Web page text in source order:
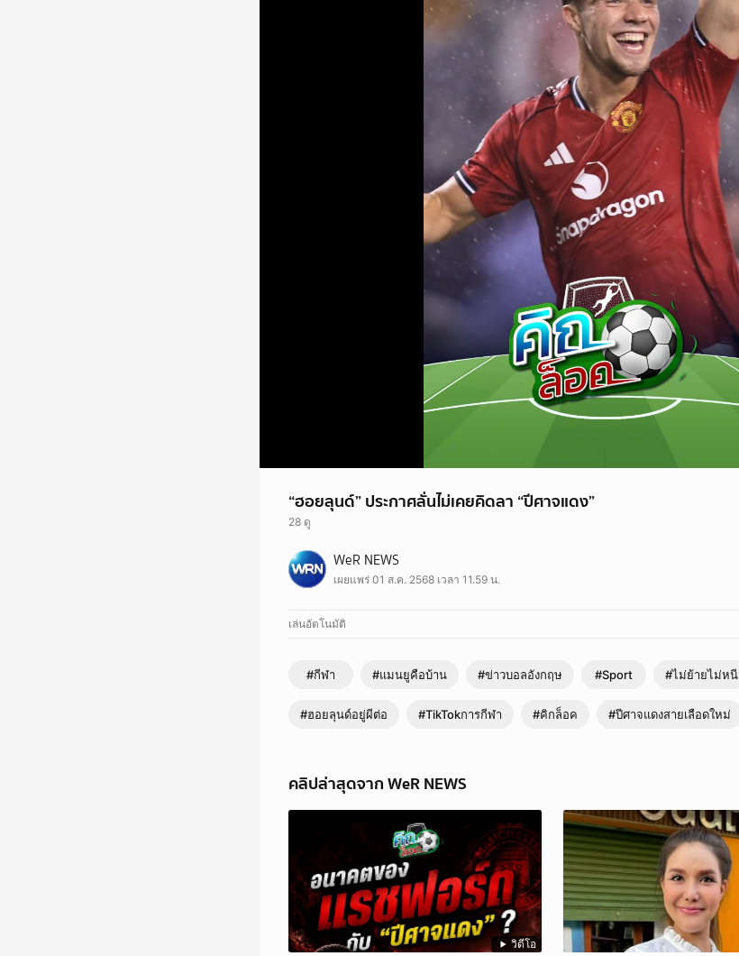
“ฮอยลุนด์” ประกาศลั่นไม่เคยคิดลา “ปีศาจแดง”
28 ดู
WeR NEWS
เผยแพร่ 01 ส.ค. 2568 เวลา 11.59 น.
เล่นอัตโนมัติ
#กีฬา #แมนยูคือบ้าน #ข่าวบอลอังกฤษ #Sport #ไม่ย้ายไม่หนี
#ฮอยลุนด์อยู่ผีต่อ #TikTokการกีฬา #คิกล็อค #ปีศาจแดงสายเลือดใหม่
คลิปล่าสุดจาก WeR NEWS
วิดีโอ